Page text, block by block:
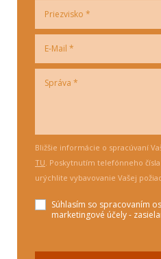
Bližšie informácie o spracúvaní
TU. Poskytnutím telefónneho
urýchlite vybavovanie Vašej
Súhlasím so spracovaním
marketingové účely -